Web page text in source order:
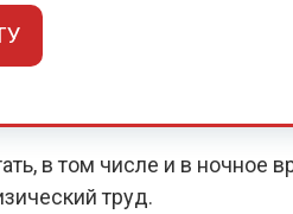
в том числе и в ночное
труд.